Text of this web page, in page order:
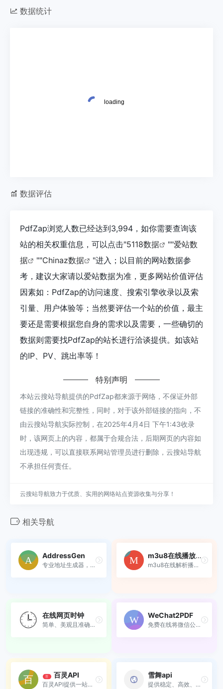
数据统计
数据评估
PdfZap浏览人数已经达到3,994，如你需要查询该
站的相关权重信息，可以点击"5118数据 ""爱站数
据
""Chinaz数据
"进入；以目前的网站数据参
考，建议大家请以爱站数据为准，更多网站价值评估
因素如：PdfZap的访问速度、搜索引擎收录以及索
引量、用户体验等；当然要评估一个站的价值，最主
要还是需要根据您自身的需求以及需要，一些确切的
数据则需要找PdfZap的站长进行洽谈提供。如该站
的IP、PV、跳出率等！
特别声明
本站云搜站导航提供的PdfZap都来源于网络，不保证外部
链接的准确性和完整性，同时，对于该外部链接的指向，不
由云搜站导航实际控制，在2025年4月4日 下午1:43收录
时，该网页上的内容，都属于合规合法，后期网页的内容如
出现违规，可以直接联系网站管理员进行删除，云搜站导航
不承担任何责任。
云搜站导航致力于优质、实用的网络站点资源收集与分享！
相关导航
AddressGen
专业地址生成器，生成美国、...
m3u8在线播放器
m3u8在线解析播放观看
在线网页时钟
简单、美观且准确的在线时钟...
WeChat2PDF
免费在线将微信公众号/订阅号...
荐 百灵API
百灵API提供一站式高质量接口、在线调试与7×24技术支持，助力开发者快速集成上线。
雪舞api
提供稳定、高效、安全的API接口服务，助力您的业务快速成长。支持RESTful API，文档齐全，集成简单。